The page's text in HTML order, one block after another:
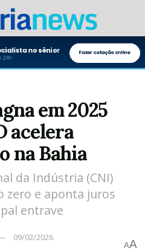
em 2025
acelera
na Bahia
da Indústria (CNI)
zero e aponta juros
entrave
09/02/2026
AA